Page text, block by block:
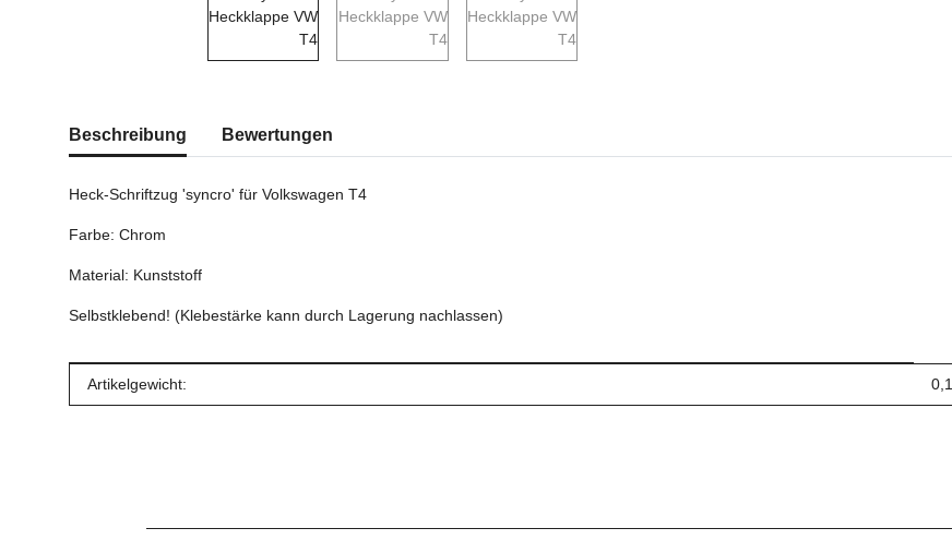
Beschreibung Bewertungen
Heck-Schriftzug 'syncro' für Volkswagen T4
Farbe: Chrom
Material: Kunststoff
Selbstklebend! (Klebestärke kann durch Lagerung nachlassen)
Produkteigenschaft
Wert
Artikelgewicht: 0,1